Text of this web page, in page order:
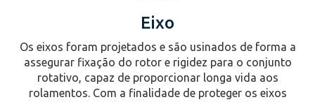
Eixo
Os eixos foram projetados e são usinados de forma a
assegurar fixação do rotor e rigidez para o conjunto
rotativo, capaz de proporcionar longa vida aos
rolamentos. Com a finalidade de proteger os eixos